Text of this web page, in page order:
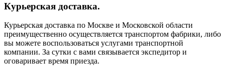
Курьерская доставка.
Курьерская доставка по Москве и Московской области
преимущественно осуществляется транспортом фабрики, либо
вы можете воспользоваться услугами транспортной
компании. За сутки с вами связывается экспедитор и
оговаривает время приезда.